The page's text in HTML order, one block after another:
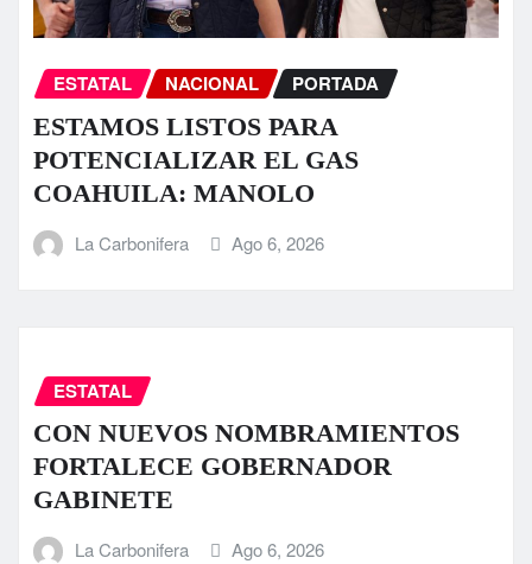
ESTATAL NACIONAL PORTADA
ESTAMOS LISTOS PARA
POTENCIALIZAR EL GAS
COAHUILA: MANOLO
La Carbonifera Ago 6, 2026
ESTATAL
CON NUEVOS NOMBRAMIENTOS
FORTALECE GOBERNADOR
GABINETE
La Carbonifera Ago 6, 2026